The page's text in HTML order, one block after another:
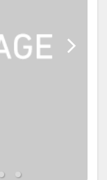
仕上げる季
くださ